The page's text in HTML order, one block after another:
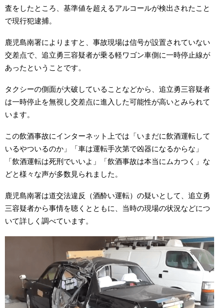
査をしたところ、基準値を超えるアルコールが検出されたこと
で現行犯逮捕。
鹿児島南署によりますと、事故現場は信号が設置されていない
交差点で、追立勇三容疑者が乗る軽ワゴン車側に一時停止線が
あったということです。
タクシーの側面が大破していることなどから、追立勇三容疑者
は一時停止を無視し交差点に進入した可能性が高いとみられて
います。
この飲酒事故にインターネット上では「いまだに飲酒運転して
いるやついるのか」「車は運転手次第で凶器になるからな」
「飲酒運転は死刑でいいよ」「飲酒事故は本当にムカつく」な
どと様々な声が多数見られました。
鹿児島南署は道交法違反（酒酔い運転）の疑いとして、追立勇
三容疑者から事情を聴くとともに、当時の現場の状況などにつ
いて詳しく調べています。